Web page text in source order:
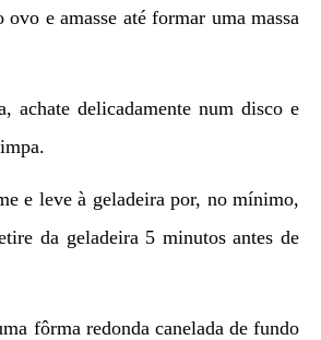
e amasse até formar uma massa
achate delicadamente num disco e
e leve à geladeira por, no mínimo,
da geladeira 5 minutos antes de
fôrma redonda canelada de fundo